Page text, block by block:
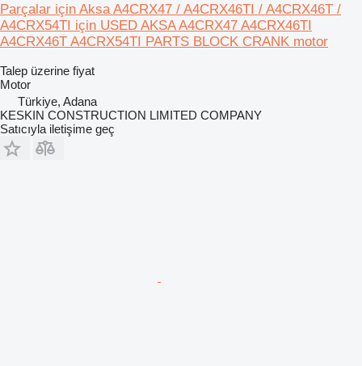
Parçalar için Aksa A4CRX47 / A4CRX46TI / A4CRX46T /
A4CRX54TI için USED AKSA A4CRX47 A4CRX46TI
A4CRX46T A4CRX54TI PARTS BLOCK CRANK motor
Talep üzerine fiyat
Motor
Türkiye, Adana
KESKIN CONSTRUCTION LIMITED COMPANY
Satıcıyla iletişime geç